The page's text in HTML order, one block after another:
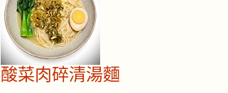
酸菜肉碎清湯麵